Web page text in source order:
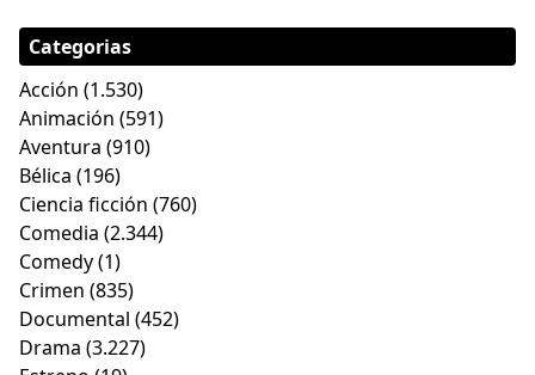
Categorias
Acción (1.530)
Animación (591)
Aventura (910)
Bélica (196)
Ciencia ficción (760)
Comedia (2.344)
Comedy(1)
Crimen (835)
Documental (452)
Drama (3.227)